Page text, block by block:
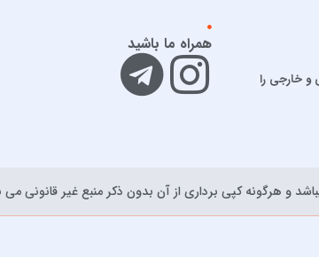
امید مهداد
امیر ارسلان
و خارجی را
همراه ما باشید
و هرگونه کپی برداری از آن بدون ذکر منبع غیر قانونی می